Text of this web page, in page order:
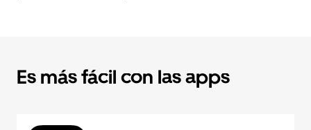
Es más fácil con las apps